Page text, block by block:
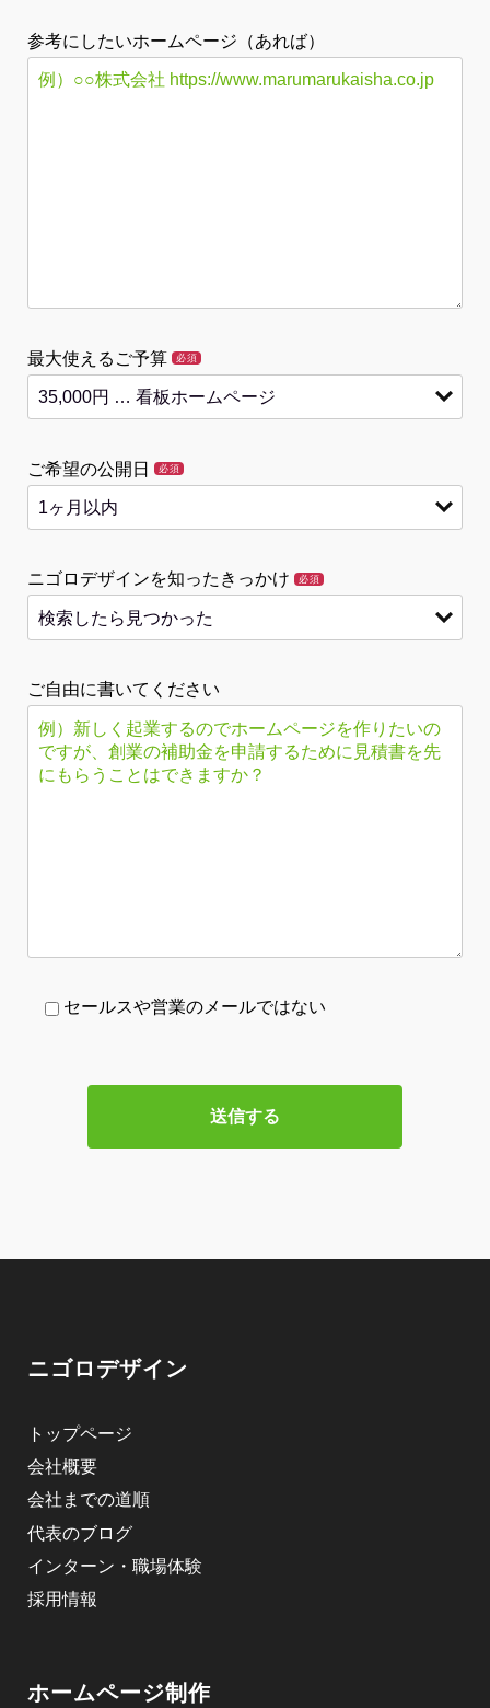
参考にしたいホームページ（あれば）
最大使えるご予算 必須
ご希望の公開日 必須
ニゴロデザインを知ったきっかけ 必須
ご自由に書いてください
セールスや営業のメールではない
ニゴロデザイン
トップページ
会社概要
会社までの道順
代表のブログ
インターン・職場体験
採用情報
ホームページ制作